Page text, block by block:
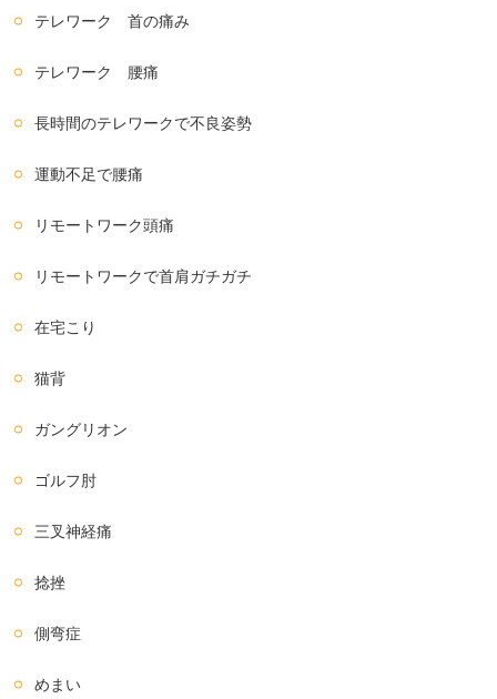
テレワーク 首の痛み
テレワーク 腰痛
長時間のテレワークで不良姿勢
運動不足で腰痛
リモートワーク頭痛
リモートワークで首肩ガチガチ
在宅こり
猫背
ガングリオン
ゴルフ肘
三叉神経痛
捻挫
側弯症
めまい